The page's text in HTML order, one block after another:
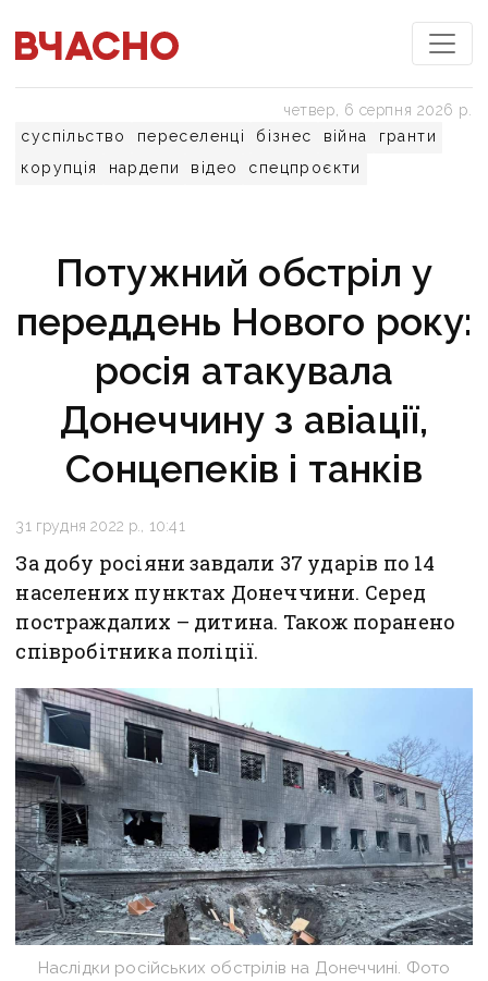
суспільство переселенці бізнес війна
гранти
корупція
нардепи відео спецпроєкти
четвер, 6 серпня 2026 р.
Потужний обстріл у
переддень Нового року:
росія атакувала
Донеччину з авіації,
Сонцепеків і танків
31 грудня 2022 р., 10:41
За добу росіяни завдали 37 ударів по 14
населених пунктах Донеччини. Серед
постраждалих – дитина. Також поранено
співробітника поліції.
Наслідки російських обстрілів на Донеччині. Фото